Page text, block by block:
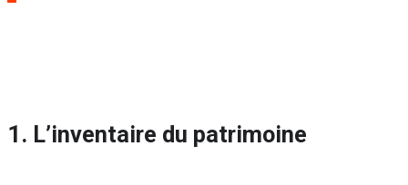
1. L’inventaire du patrimoine